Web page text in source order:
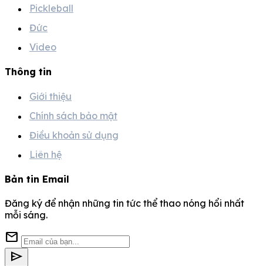
Pickleball
Đức
Video
Thông tin
Giới thiệu
Chính sách bảo mật
Điều khoản sử dụng
Liên hệ
Bản tin Email
Đăng ký để nhận những tin tức thể thao nóng hổi nhất
mỗi sáng.
mail
send